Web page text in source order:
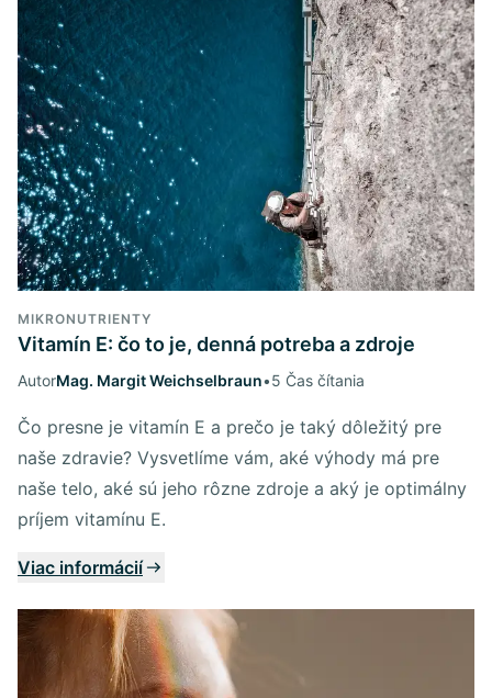
MIKRONUTRIENTY
Vitamín E: čo to je, denná potreba a zdroje
AutorMag. Margit Weichselbraun•5 Čas čítania
Čo presne je vitamín E a prečo je taký dôležitý pre
naše zdravie? Vysvetlíme vám, aké výhody má pre
naše telo, aké sú jeho rôzne zdroje a aký je optimálny
príjem vitamínu E.
Viac informácií